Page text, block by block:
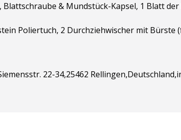
Blattschraube & Mundstück-Kapsel, 1 Blatt der
Poliertuch, 2 Durchziehwischer mit Bürste
22-34,25462